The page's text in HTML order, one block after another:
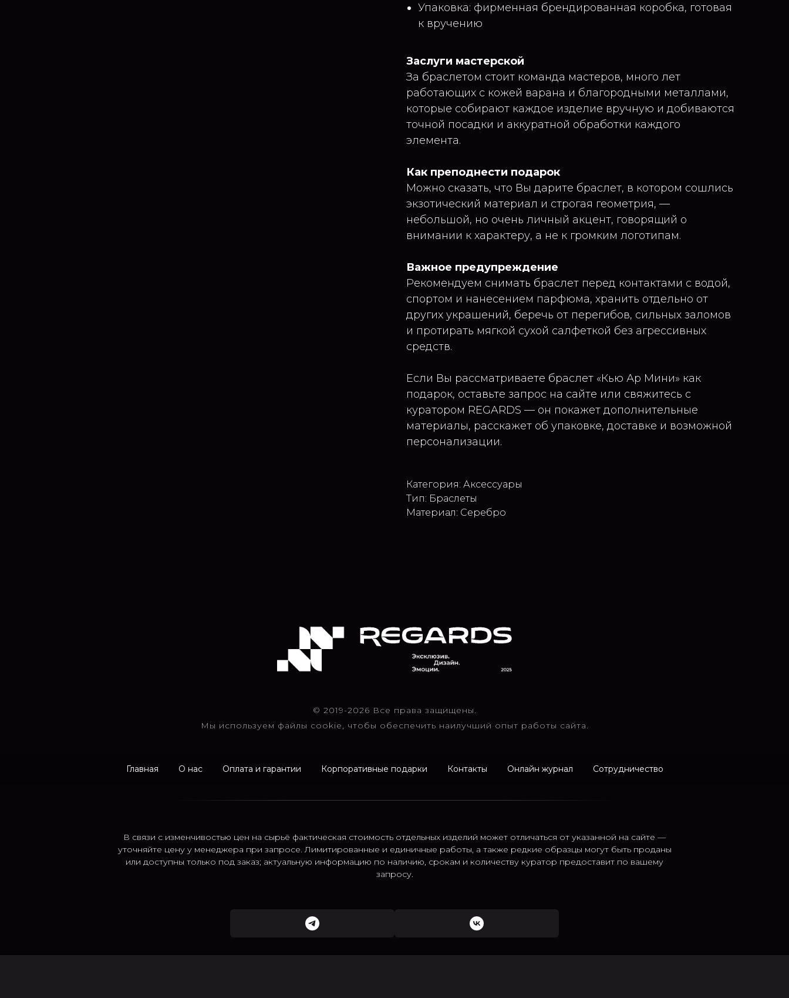
Упаковка: фирменная брендированная коробка, готовая
к вручению
Заслуги мастерской
За браслетом стоит команда мастеров, много лет
работающих с кожей варана и благородными металлами,
которые собирают каждое изделие вручную и добиваются
точной посадки и аккуратной обработки каждого
элемента.
Как преподнести подарок
Можно сказать, что Вы дарите браслет, в котором сошлись
экзотический материал и строгая геометрия, —
небольшой, но очень личный акцент, говорящий о
внимании к характеру, а не к громким логотипам.
Важное предупреждение
Рекомендуем снимать браслет перед контактами с водой,
спортом и нанесением парфюма, хранить отдельно от
других украшений, беречь от перегибов, сильных заломов
и протирать мягкой сухой салфеткой без агрессивных
средств.
Если Вы рассматриваете браслет «Кью Ар Мини» как
подарок, оставьте запрос на сайте или свяжитесь с
куратором REGARDS — он покажет дополнительные
материалы, расскажет об упаковке, доставке и возможной
персонализации.
Категория: Аксессуары
Тип: Браслеты
Материал: Серебро
© 2019-2026 Все права защищены.
Мы используем файлы cookie, чтобы обеспечить наилучший опыт работы сайта.
Главная О нас Оплата и гарантии Корпоративные подарки Контакты Онлайн журнал Сотрудничество
В связи с изменчивостью цен на сырьё фактическая стоимость отдельных изделий может отличаться от указанной на сайте —
уточняйте цену у менеджера при запросе. Лимитированные и единичные работы, а также редкие образцы могут быть проданы
или доступны только под заказ; актуальную информацию по наличию, срокам и количеству куратор предоставит по вашему
запросу.